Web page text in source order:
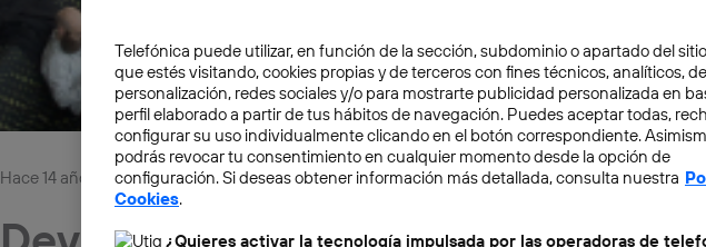
Hace 14 años TECNOLOGÍA 9 min
Telefónica puede utilizar, en función de la sección, subdominio o apartado del
que estés visitando, cookies propias y de terceros con fines técnicos, analíticos, de
personalización, redes sociales y/o para mostrarte publicidad personalizada en
perfil elaborado a partir de tus hábitos de navegación. Puedes aceptar todas,
configurar su uso individualmente clicando en el botón correspondiente.
podrás revocar tu consentimiento en cualquier momento desde la opción de
configuración. Si deseas obtener información más detallada, consulta nuestra
Cookies.
¿Quieres activar la tecnología impulsada por las operadoras de